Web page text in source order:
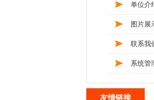
单位介
图片展
联系我
系统管
友情链接